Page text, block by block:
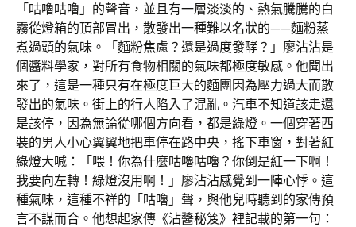
「咕嚕咕嚕」的聲音，並且有一層淡淡的、熱氣騰騰的白
霧從燈箱的頂部冒出，散發出一種難以名狀的——麵粉蒸
煮過頭的氣味。「麵粉焦慮？還是過度發酵？」廖沾沾是
個醬料學家，對所有食物相關的氣味都極度敏感。他聞出
來了，這是一種只有在極度巨大的麵團因為壓力過大而散
發出的氣味。街上的行人陷入了混亂。汽車不知道該走還
是該停，因為無論從哪個方向看，都是綠燈。一個穿著西
裝的男人小心翼翼地把車停在路中央，搖下車窗，對著紅
綠燈大喊：「喂！你為什麼咕嚕咕嚕？你倒是紅一下啊！
我要向左轉！綠燈沒用啊！」廖沾沾感覺到一陣心悸。這
種氣味，這種不祥的「咕嚕」聲，與他兒時聽到的家傳預
言不謀而合。他想起家傳《沾醬秘笈》裡記載的第一句：